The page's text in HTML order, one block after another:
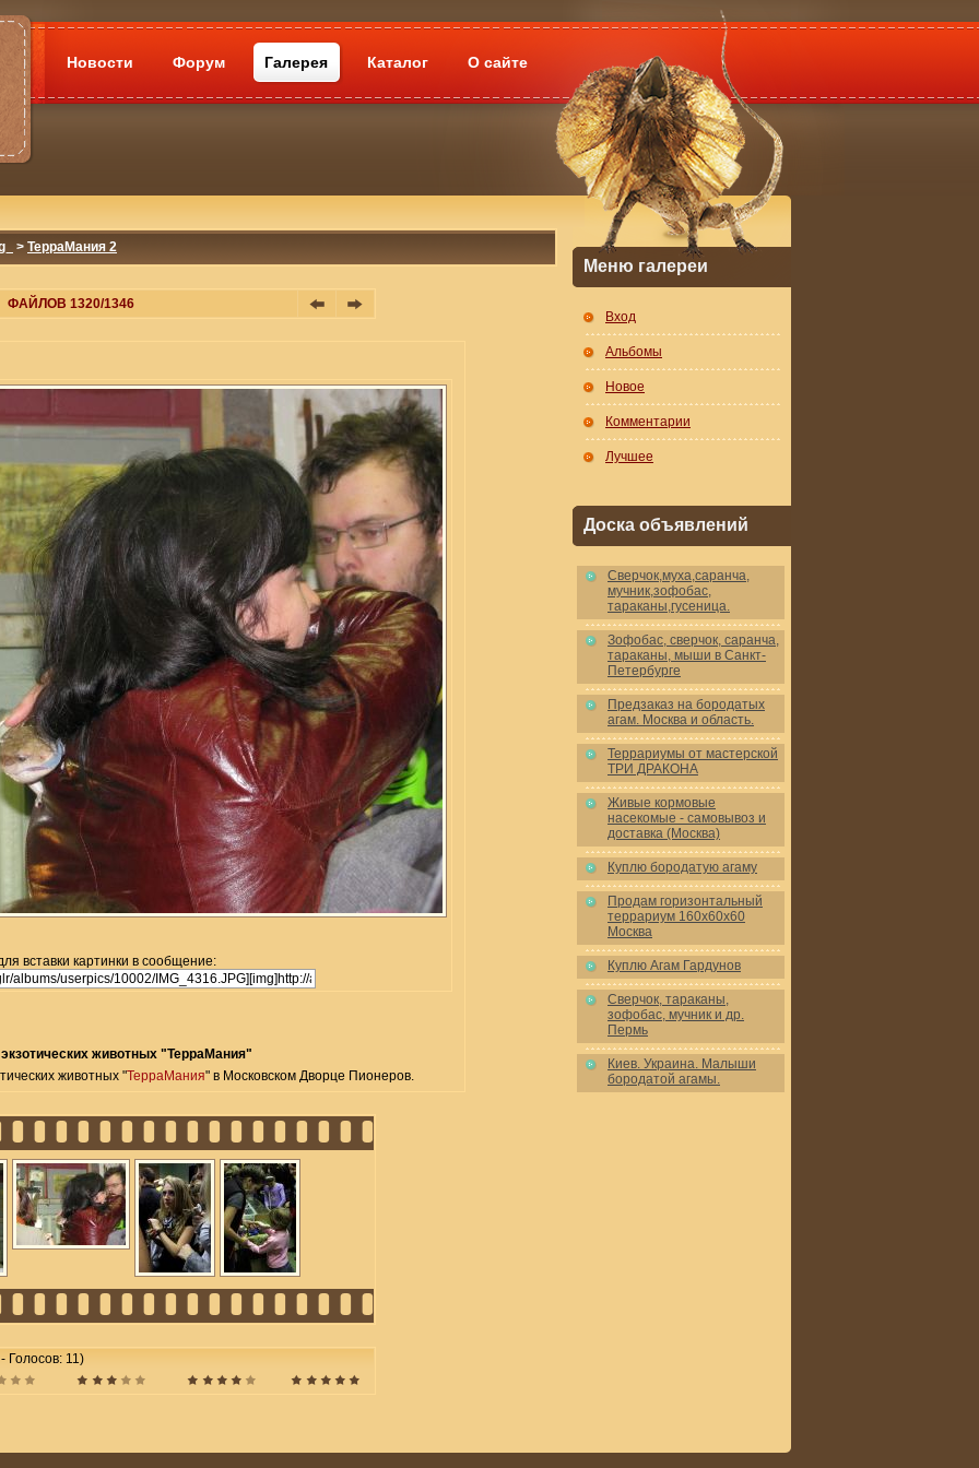
Новости Форум Галерея Каталог О сайте
> ТерраМания 2
ФАЙЛОВ 1320/1346
вставки картинки в сообщение:
животных "ТерраМания"
животных "ТерраМания" в Московском Дворце Пионеров.
Голосов: 11)
Меню галереи
Вход
Альбомы
Новое
Комментарии
Лучшее
Доска объявлений
Cверчок,муха,саранча,
мучник,зофобас,
тараканы,гусеница.
Зофобас, сверчок, саранча,
тараканы, мыши в Санкт-
Петербурге
Предзаказ на бородатых
агам. Москва и область.
Террариумы от мастерской
ТРИ ДРАКОНА
Живые кормовые
насекомые - самовывоз и
доставка (Москва)
Куплю бородатую агаму
Продам горизонтальный
террариум 160x60x60
Москва
Куплю Агам Гардунов
Сверчок, тараканы,
зофобас, мучник и др.
Пермь
Киев. Украина. Малыши
бородатой агамы.